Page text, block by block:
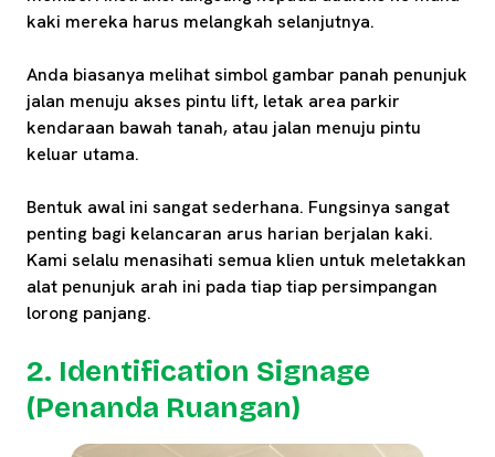
kaki mereka harus melangkah selanjutnya.
Anda biasanya melihat simbol gambar panah penunjuk
jalan menuju akses pintu lift, letak area parkir
kendaraan bawah tanah, atau jalan menuju pintu
keluar utama.
Bentuk awal ini sangat sederhana. Fungsinya sangat
penting bagi kelancaran arus harian berjalan kaki.
Kami selalu menasihati semua klien untuk meletakkan
alat penunjuk arah ini pada tiap tiap persimpangan
lorong panjang.
2. Identification Signage
(Penanda Ruangan)